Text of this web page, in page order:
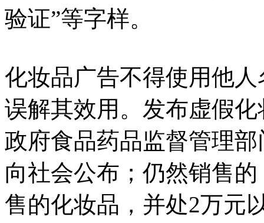
验证”等字样。
化妆品广告不得使用他
误解其效用。发布虚假
政府食品药品监督管理
向社会公布；仍然销售
售的化妆品，并处2万元